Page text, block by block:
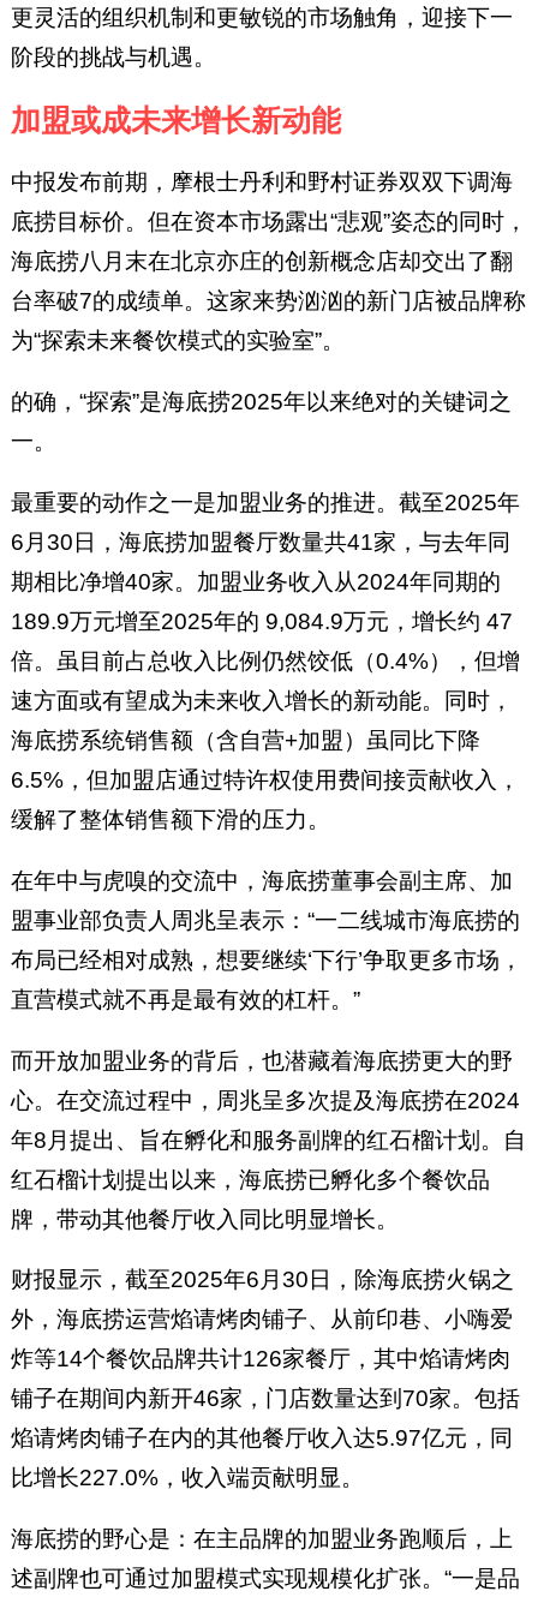
更灵活的组织机制和更敏锐的市场触角，迎接下一
阶段的挑战与机遇。
加盟或成未来增长新动能
中报发布前期，摩根士丹利和野村证券双双下调海
底捞目标价。但在资本市场露出“悲观”姿态的同时，
海底捞八月末在北京亦庄的创新概念店却交出了翻
台率破7的成绩单。这家来势汹汹的新门店被品牌称
为“探索未来餐饮模式的实验室”。
的确，“探索”是海底捞2025年以来绝对的关键词之
一。
最重要的动作之一是加盟业务的推进。截至2025年
6月30日，海底捞加盟餐厅数量共41家，与去年同
期相比净增40家。加盟业务收入从2024年同期的
189.9万元增至2025年的 9,084.9万元，增长约 47
倍。虽目前占总收入比例仍然饺低（0.4%），但增
速方面或有望成为未来收入增长的新动能。同时，
海底捞系统销售额（含自营+加盟）虽同比下降
6.5%，但加盟店通过特许权使用费间接贡献收入，
缓解了整体销售额下滑的压力。
在年中与虎嗅的交流中，海底捞董事会副主席、加
盟事业部负责人周兆呈表示：“一二线城市海底捞的
布局已经相对成熟，想要继续‘下行’争取更多市场，
直营模式就不再是最有效的杠杆。”
而开放加盟业务的背后，也潜藏着海底捞更大的野
心。在交流过程中，周兆呈多次提及海底捞在2024
年8月提出、旨在孵化和服务副牌的红石榴计划。自
红石榴计划提出以来，海底捞已孵化多个餐饮品
牌，带动其他餐厅收入同比明显增长。
财报显示，截至2025年6月30日，除海底捞火锅之
外，海底捞运营焰请烤肉铺子、从前印巷、小嗨爱
炸等14个餐饮品牌共计126家餐厅，其中焰请烤肉
铺子在期间内新开46家，门店数量达到70家。包括
焰请烤肉铺子在内的其他餐厅收入达5.97亿元，同
比增长227.0%，收入端贡献明显。
海底捞的野心是：在主品牌的加盟业务跑顺后，上
述副牌也可通过加盟模式实现规模化扩张。“一是品